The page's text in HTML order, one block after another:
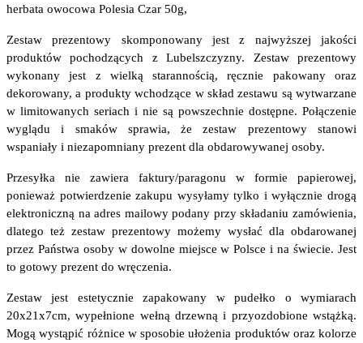
herbata owocowa Polesia Czar 50g,
Zestaw prezentowy skomponowany jest z najwyższej jakości
produktów pochodzących z Lubelszczyzny. Zestaw prezentowy
wykonany jest z wielką starannością, ręcznie pakowany oraz
dekorowany, a produkty wchodzące w skład zestawu są wytwarzane
w limitowanych seriach i nie są powszechnie dostępne. Połączenie
wyglądu i smaków sprawia, że zestaw prezentowy stanowi
wspaniały i niezapomniany prezent dla obdarowywanej osoby.
Przesyłka nie zawiera faktury/paragonu w formie papierowej,
ponieważ potwierdzenie zakupu wysyłamy tylko i wyłącznie drogą
elektroniczną na adres mailowy podany przy składaniu zamówienia,
dlatego też zestaw prezentowy możemy wysłać dla obdarowanej
przez Państwa osoby w dowolne miejsce w Polsce i na świecie. Jest
to gotowy prezent do wręczenia.
Zestaw jest estetycznie zapakowany w pudełko o wymiarach
20x21x7cm, wypełnione wełną drzewną i przyozdobione wstążką.
Mogą wystąpić różnice w sposobie ułożenia produktów oraz kolorze